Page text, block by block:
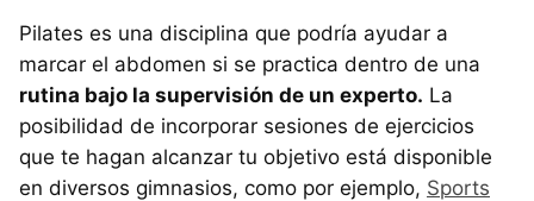
Pilates es una disciplina que podría ayudar a
marcar el abdomen si se practica dentro de una
rutina bajo la supervisión de un experto. La
posibilidad de incorporar sesiones de ejercicios
que te hagan alcanzar tu objetivo está disponible
en diversos gimnasios, como por ejemplo, Sports